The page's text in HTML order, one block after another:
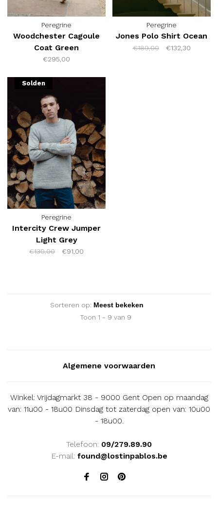
Peregrine
Woodchester Cagoule
Coat Green
€295,00
Peregrine
Jones Polo Shirt Ocean
€189,00 €132,30
Solden
Peregrine
Intercity Crew Jumper
Light Grey
€130,00 €91,00
Sorteren op:
Toon 1 - 9 van 9
Algemene voorwaarden
Winkel: Vrijdagmarkt 38 - 9000 Gent Open op maandag
van: 11u00 - 18u00 Dinsdag tot zaterdag open van: 10u00
- 18u00.
Telefoon: 09/279.89.90
E-mail: found@lostinpablos.be